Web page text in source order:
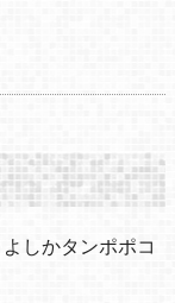
しかタンポポコ